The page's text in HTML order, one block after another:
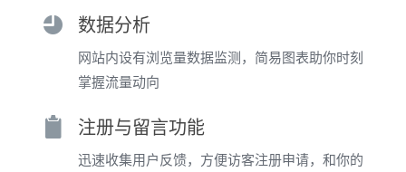
数据分析
网站内设有浏览量数据监测，简易图表助你时刻
掌握流量动向
注册与留言功能
迅速收集用户反馈，方便访客注册申请，和你的